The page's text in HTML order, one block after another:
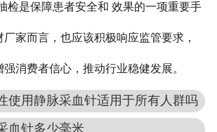
检是保障患者安全和 效果的一项重要手
家而言，也应该积极响应监管要求，
消费者信心，推动行业稳健发展。
使用静脉采血针适用于所有人群吗
血针多少毫米